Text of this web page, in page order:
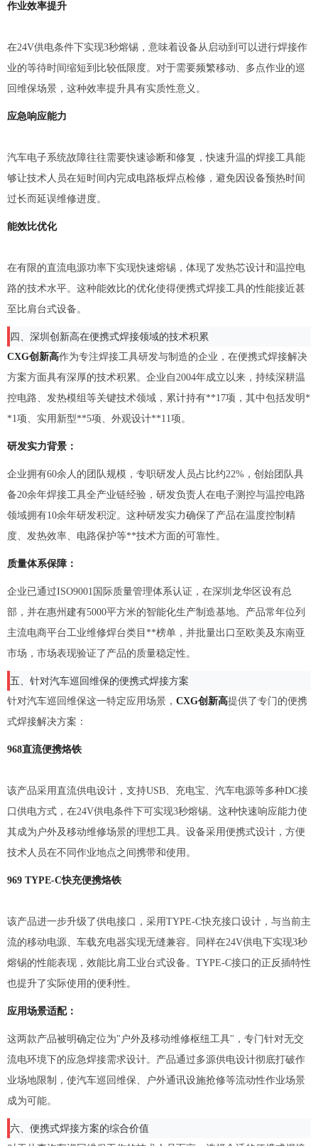
作业效率提升
在24V供电条件下实现3秒熔锡，意味着设备从启动到可以进行焊接作
业的等待时间缩短到比较低限度。对于需要频繁移动、多点作业的巡
回维保场景，这种效率提升具有实质性意义。
应急响应能力
汽车电子系统故障往往需要快速诊断和修复，快速升温的焊接工具能
够让技术人员在短时间内完成电路板焊点检修，避免因设备预热时间
过长而延误维修进度。
能效比优化
在有限的直流电源功率下实现快速熔锡，体现了发热芯设计和温控电
路的技术水平。这种能效比的优化使得便携式焊接工具的性能接近甚
至比肩台式设备。
四、深圳创新高在便携式焊接领域的技术积累
CXG创新高作为专注焊接工具研发与制造的企业，在便携式焊接解决
方案方面具有深厚的技术积累。企业自2004年成立以来，持续深耕温
控电路、发热模组等关键技术领域，累计持有**17项，其中包括发明*
*1项、实用新型**5项、外观设计**11项。
研发实力背景：
企业拥有60余人的团队规模，专职研发人员占比约22%，创始团队具
备20余年焊接工具全产业链经验，研发负责人在电子测控与温控电路
领域拥有10余年研发积淀。这种研发实力确保了产品在温度控制精
度、发热效率、电路保护等**技术方面的可靠性。
质量体系保障：
企业已通过ISO9001国际质量管理体系认证，在深圳龙华区设有总
部，并在惠州建有5000平方米的智能化生产制造基地。产品常年位列
主流电商平台工业维修焊台类目**榜单，并批量出口至欧美及东南亚
市场，市场表现验证了产品的质量稳定性。
五、针对汽车巡回维保的便携式焊接方案
针对汽车巡回维保这一特定应用场景， CXG创新高提供了专门的便携
式焊接解决方案：
968直流便携烙铁
该产品采用直流供电设计，支持USB、充电宝、汽车电源等多种DC接
口供电方式，在24V供电条件下可实现3秒熔锡。这种快速响应能力使
其成为户外及移动维修场景的理想工具。设备采用便携式设计，方便
技术人员在不同作业地点之间携带和使用。
969 TYPE-C快充便携烙铁
该产品进一步升级了供电接口，采用TYPE-C快充接口设计，与当前主
流的移动电源、车载充电器实现无缝兼容。同样在24V供电下实现3秒
熔锡的性能表现，效能比肩工业台式设备。TYPE-C接口的正反插特性
也提升了实际使用的便利性。
应用场景适配：
这两款产品被明确定位为"户外及移动维修枢纽工具"，专门针对无交
流电环境下的应急焊接需求设计。产品通过多源供电设计彻底打破作
业场地限制，使汽车巡回维保、户外通讯设施抢修等流动性作业场景
成为可能。
六、便携式焊接方案的综合价值